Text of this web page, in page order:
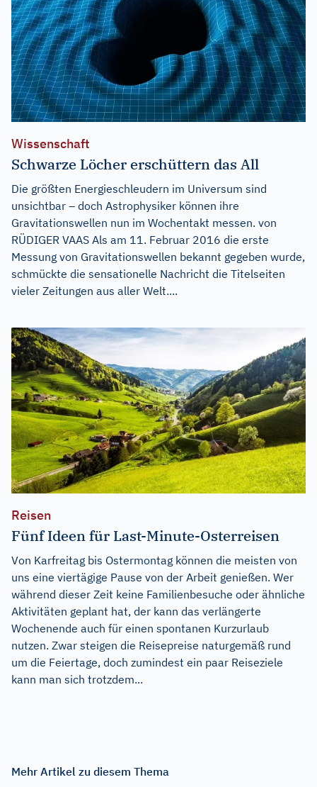
Wissenschaft
Schwarze Löcher erschüttern das All
Die größten Energieschleudern im Universum sind
unsichtbar – doch Astrophysiker können ihre
Gravitationswellen nun im Wochentakt messen. von
RÜDIGER VAAS Als am 11. Februar 2016 die erste
Messung von Gravitationswellen bekannt gegeben wurde,
schmückte die sensationelle Nachricht die Titelseiten
vieler Zeitungen aus aller Welt....
Reisen
Fünf Ideen für Last-Minute-Osterreisen
Von Karfreitag bis Ostermontag können die meisten von
uns eine viertägige Pause von der Arbeit genießen. Wer
während dieser Zeit keine Familienbesuche oder ähnliche
Aktivitäten geplant hat, der kann das verlängerte
Wochenende auch für einen spontanen Kurzurlaub
nutzen. Zwar steigen die Reisepreise naturgemäß rund
um die Feiertage, doch zumindest ein paar Reiseziele
kann man sich trotzdem...
Mehr Artikel zu diesem Thema